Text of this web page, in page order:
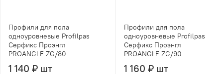
Профили для пола
одноуровневые Profilpas
Серфикс Проэнгл
PROANGLE ZG/80
1 140 ₽ шт
Профили для пола
одноуровневые Profilpas
Серфикс Проэнгл
PROANGLE ZG/90
1 160 ₽ шт